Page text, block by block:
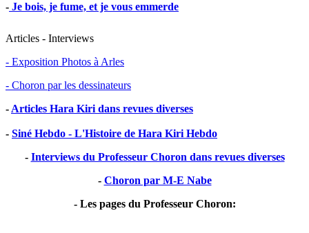
- Je bois, je fume, et je vous emmerde
Articles - Interviews
- Exposition Photos à Arles
- Choron par les dessinateurs
- Articles Hara Kiri dans revues diverses
- Siné Hebdo - L'Histoire de Hara Kiri Hebdo
- Interviews du Professeur Choron dans revues diverses
- Choron par M-E Nabe
- Les pages du Professeur Choron: